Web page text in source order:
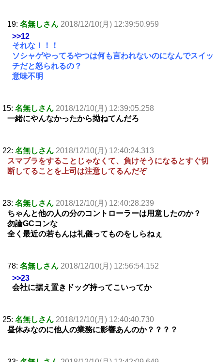
19: 名無しさん 2018/12/10(月) 12:39:50.959
>>12
それな！！！
ソシャゲやってるやつは何も言われないのになんでスイッ
チだと怒られるの？
意味不明
15: 名無しさん 2018/12/10(月) 12:39:05.258
一緒にやんなかったから拗ねてんだろ
22: 名無しさん 2018/12/10(月) 12:40:24.313
スマブラをすることじゃなくて、負けそうになるとすぐ切
断してることを上司は注意してるんだぞ
23: 名無しさん 2018/12/10(月) 12:40:28.239
ちゃんと他の人の分のコントローラーは用意したのか？
勿論GCコンな
全く最近の若もんは礼儀ってものをしらねぇ
78: 名無しさん 2018/12/10(月) 12:56:54.152
>>23
会社に据え置きドッグ持ってこいってか
25: 名無しさん 2018/12/10(月) 12:40:40.730
昼休みなのに他人の業務に影響あんのか？？？？